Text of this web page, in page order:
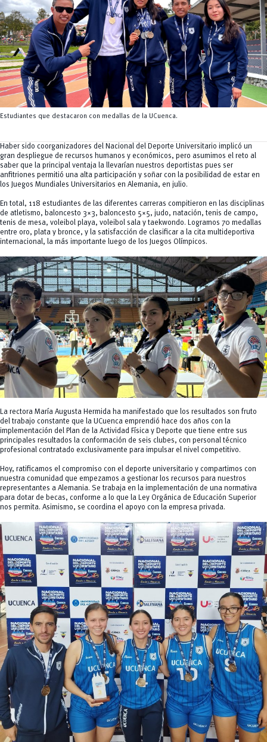
y Agropecuarias
MOVERU
Posgrados
Radio Universitaria
Salud
Sostenibilidad
Vinculación
Estudiantes que destacaron con medallas de la UCuenca.
Haber sido coorganizadores del Nacional del Deporte Universitario implicó un
gran despliegue de recursos humanos y económicos, pero asumimos el reto al
saber que la principal ventaja la llevarían nuestros deportistas pues ser
anfitriones permitió una alta participación y soñar con la posibilidad de estar en
los Juegos Mundiales Universitarios en Alemania, en julio.
En total, 118 estudiantes de las diferentes carreras compitieron en las disciplinas
de atletismo, baloncesto 3×3, baloncesto 5×5, judo, natación, tenis de campo,
tenis de mesa, voleibol playa, voleibol sala y taekwondo. Logramos 70 medallas
entre oro, plata y bronce, y la satisfacción de clasificar a la cita multideportiva
internacional, la más importante luego de los Juegos Olímpicos.
La rectora María Augusta Hermida ha manifestado que los resultados son fruto
del trabajo constante que la UCuenca emprendió hace dos años con la
implementación del Plan de la Actividad Física y Deporte que tiene entre sus
principales resultados la conformación de seis clubes, con personal técnico
profesional contratado exclusivamente para impulsar el nivel competitivo.
Hoy, ratificamos el compromiso con el deporte universitario y compartimos con
nuestra comunidad que empezamos a gestionar los recursos para nuestros
representantes a Alemania. Se trabaja en la implementación de una normativa
para dotar de becas, conforme a lo que la Ley Orgánica de Educación Superior
nos permita. Asimismo, se coordina el apoyo con la empresa privada.